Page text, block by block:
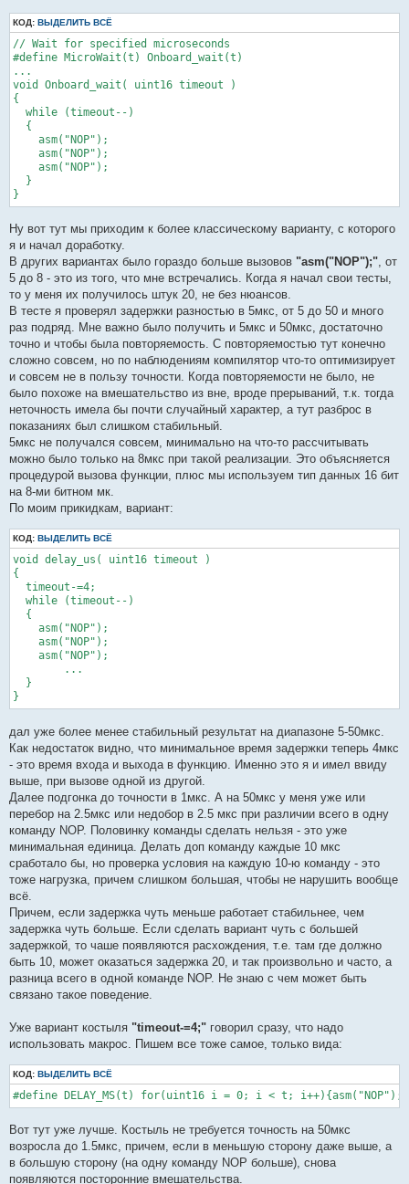
КОД: ВЫДЕЛИТЬ ВСЁ
// Wait for specified microseconds
#define MicroWait(t) Onboard_wait(t)
...
void Onboard_wait( uint16 timeout )
{
  while (timeout--)
  {
    asm("NOP");
    asm("NOP");
    asm("NOP");
  }
}
Ну вот тут мы приходим к более классическому варианту, с которого
я и начал доработку.
В других вариантах было гораздо больше вызовов "asm("NOP");", от
5 до 8 - это из того, что мне встречались. Когда я начал свои тесты,
то у меня их получилось штук 20, не без нюансов.
В тесте я проверял задержки разностью в 5мкс, от 5 до 50 и много
раз подряд. Мне важно было получить и 5мкс и 50мкс, достаточно
точно и чтобы была повторяемость. С повторяемостью тут конечно
сложно совсем, но по наблюдениям компилятор что-то оптимизирует
и совсем не в пользу точности. Когда повторяемости не было, не
было похоже на вмешательство из вне, вроде прерываний, т.к. тогда
неточность имела бы почти случайный характер, а тут разброс в
показаниях был слишком стабильный.
5мкс не получался совсем, минимально на что-то рассчитывать
можно было только на 8мкс при такой реализации. Это объясняется
процедурой вызова функции, плюс мы используем тип данных 16 бит
на 8-ми битном мк.
По моим прикидкам, вариант:
КОД: ВЫДЕЛИТЬ ВСЁ
void delay_us( uint16 timeout )
{
  timeout-=4;
  while (timeout--)
  {
    asm("NOP");
    asm("NOP");
    asm("NOP");
  }
}
дал уже более менее стабильный результат на диапазоне 5-50мкс.
Как недостаток видно, что минимальное время задержки теперь 4мкс
- это время входа и выхода в функцию. Именно это я и имел ввиду
выше, при вызове одной из другой.
Далее подгонка до точности в 1мкс. А на 50мкс у меня уже или
перебор на 2.5мкс или недобор в 2.5 мкс при различии всего в одну
команду NOP. Половинку команды сделать нельзя - это уже
минимальная единица. Делать доп команду каждые 10 мкс
сработало бы, но проверка условия на каждую 10-ю команду - это
тоже нагрузка, причем слишком большая, чтобы не нарушить вообще
всё.
Причем, если задержка чуть меньше работает стабильнее, чем
задержка чуть больше. Если сделать вариант чуть с большей
задержкой, то чаше появляются расхождения, т.е. там где должно
быть 10, может оказаться задержка 20, и так произвольно и часто, а
разница всего в одной команде NOP. Не знаю с чем может быть
связано такое поведение.
Уже вариант костыля "timeout-=4;" говорил сразу, что надо
использовать макрос. Пишем все тоже самое, только вида:
КОД: ВЫДЕЛИТЬ ВСЁ
#define DELAY_MS(t) for(uint16 i = 0; i < t;
Вот тут уже лучше. Костыль не требуется точность на 50мкс
возросла до 1.5мкс, причем, если в меньшую сторону даже выше, а
в большую сторону (на одну команду NOP больше), снова
появляются посторонние вмешательства.